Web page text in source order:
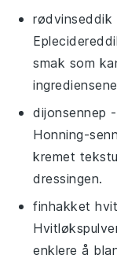
rødvinseddik
smak som
dijonsennep
Honning-
kremet
dressingen.
finhakket
enklere å